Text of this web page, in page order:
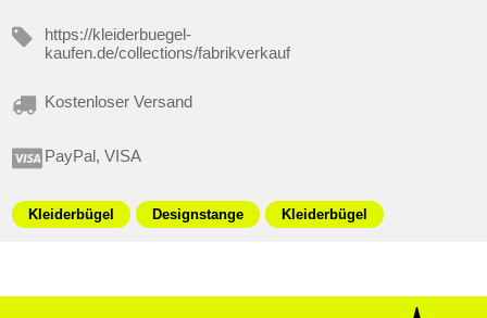
https://kleiderbuegel-
kaufen.de/collections/fabrikverkauf
Kostenloser Versand
PayPal, VISA
Kleiderbügel Designstange Kleiderbügel